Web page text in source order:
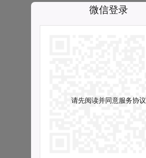
微信登录
请先阅读并同意服务协议